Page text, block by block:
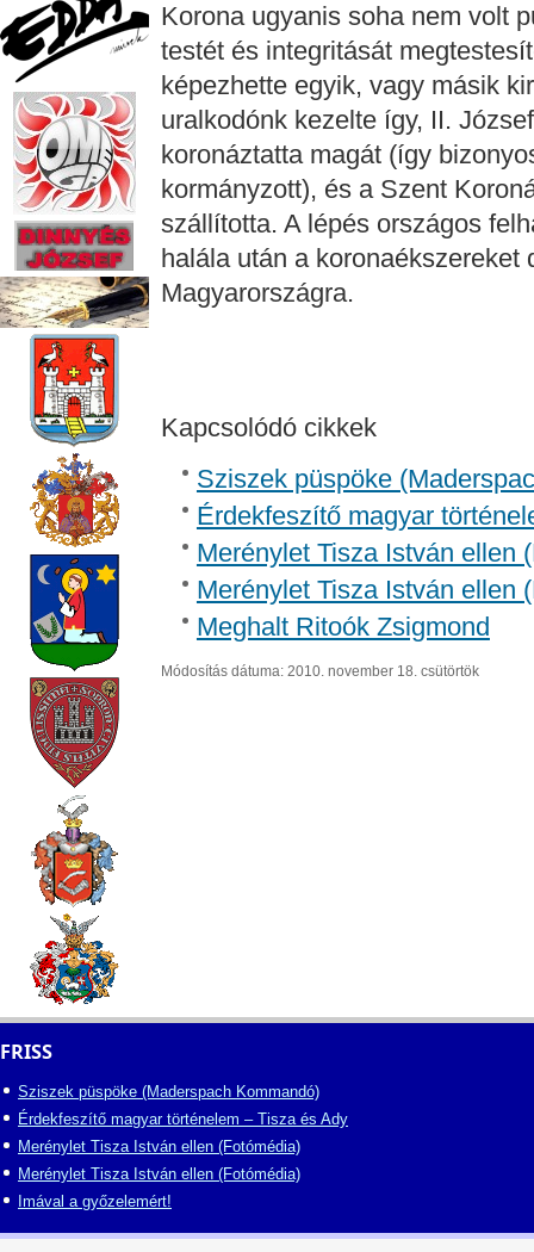
Korona ugyanis soha nem volt
testét és integritását
képezhette egyik, vagy másik
uralkodónk kezelte így, II.
koronáztatta magát (így
kormányzott), és a Szent
szállította. A lépés országos
halála után a
Magyarországra.
Kapcsolódó cikkek
Sziszek püspöke
Érdekfeszítő magyar
Merénylet Tisza István ellen
Merénylet Tisza István ellen
Meghalt Ritoók Zsigmond
Módosítás dátuma: 2010. november 18. csütörtök
FRISS
Sziszek püspöke (Maderspach Kommandó)
Érdekfeszítő magyar történelem – Tisza és Ady
Merénylet Tisza István ellen (Fotómédia)
Merénylet Tisza István ellen (Fotómédia)
Imával a győzelemért!